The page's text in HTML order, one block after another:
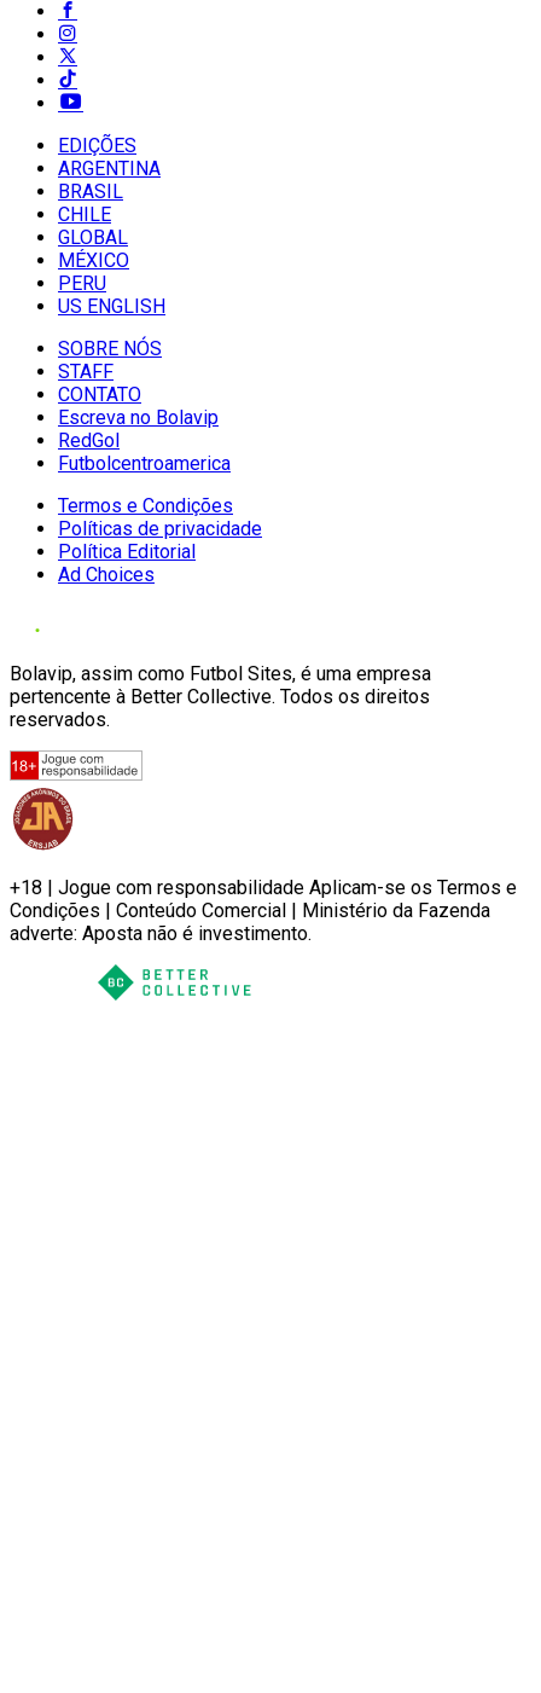
EDIÇÕES
ARGENTINA
BRASIL
CHILE
GLOBAL
MÉXICO
PERU
US ENGLISH
SOBRE NÓS
STAFF
CONTATO
Escreva no Bolavip
RedGol
Futbolcentroamerica
Termos e Condições
Políticas de privacidade
Política Editorial
Ad Choices
Bolavip, assim como Futbol Sites, é uma empresa
pertencente à Better Collective. Todos os direitos
reservados.
+18 | Jogue com responsabilidade Aplicam-se os Termos e
Condições | Conteúdo Comercial | Ministério da Fazenda
adverte: Aposta não é investimento.